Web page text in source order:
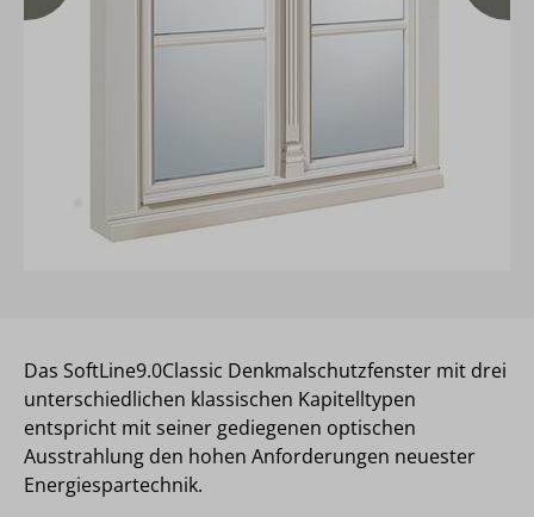
Das SoftLine9.0Classic Denkmalschutzfenster mit drei
unterschiedlichen klassischen Kapitelltypen
entspricht mit seiner gediegenen optischen
Ausstrahlung den hohen Anforderungen neuester
Energiespartechnik.